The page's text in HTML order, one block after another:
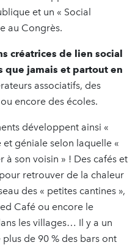
et un « Social
au Congrès.
créatrices de lien social
jamais et partout en
associatifs, des
encore des écoles.
développent ainsi «
et géniale selon laquelle «
à son voisin » ! Des cafés et
retrouver de la chaleur
des « petites cantines »,
Café ou encore le
les villages… Il y a un
de 90 % des bars ont